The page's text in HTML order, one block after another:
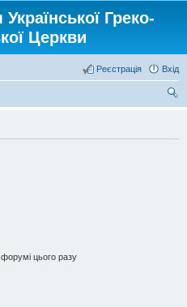
Греко-
Церкви
Вхід
Реєстрація
цього разу